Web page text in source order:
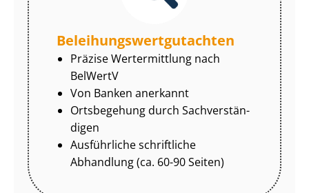
Be­lei­hungs­wert­gut­ach­ten
Präzise Wertermittlung nach
BelWertV
Von Banken anerkannt
Ortsbegehung durch Sach­ver­stän­
di­gen
Ausführliche schriftliche
Abhandlung (ca. 60-90 Seiten)